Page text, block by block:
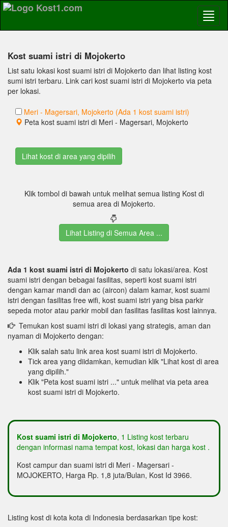
Kost suami istri di Mojokerto
List satu lokasi kost suami istri di Mojokerto dan lihat listing kost
sumi istri terbaru. Link cari kost suami istri di Mojokerto via peta
per lokasi.
Meri - Magersari, Mojokerto (Ada 1 kost suami istri)
Peta kost suami istri di Meri - Magersari, Mojokerto
Klik tombol di bawah untuk melihat semua listing Kost di
semua area di Mojokerto.
Lihat Listing di Semua Area ...
Ada 1 kost suami istri di Mojokerto di satu lokasi/area. Kost
suami istri dengan bebagai fasilitas, seperti kost suami istri
dengan kamar mandi dan ac (aircon) dalam kamar, kost suami
istri dengan fasilitas free wifi, kost suami istri yang bisa parkir
sepeda motor atau parkir mobil dan fasilitas fasilitas kost lainnya.
Temukan kost suami istri di lokasi yang strategis, aman dan
nyaman di Mojokerto dengan:
Klik salah satu link area kost suami istri di Mojokerto.
Tick area yang diidamkan, kemudian klik "Lihat kost di area
yang dipilih."
Klik "Peta kost suami istri ..." untuk melihat via peta area
kost suami istri di Mojokerto.
Kost suami istri di Mojokerto, 1 Listing kost terbaru
dengan informasi nama tempat kost, lokasi dan harga kost .
Kost campur dan suami istri di Meri - Magersari -
MOJOKERTO, Harga Rp. 1,8 juta/Bulan, Kost Id 3966.
Listing kost di kota kota di Indonesia berdasarkan tipe kost: